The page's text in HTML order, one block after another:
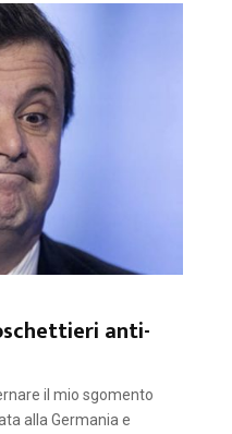
anti-
il mio sgomento
alla Germania e